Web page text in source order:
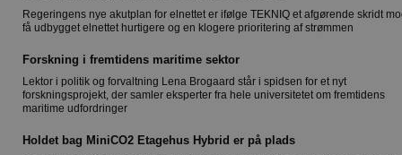
Regeringens nye akutplan for elnettet er ifølge TEKNIQ et afgørende skridt
få udbygget elnettet hurtigere og en klogere prioritering af strømmen
Forskning i fremtidens maritime sektor
Lektor i politik og forvaltning Lena Brogaard står i spidsen for et nyt
forskningsprojekt, der samler eksperter fra hele universitetet om fremtidens
maritime udfordringer
Holdet bag MiniCO2 Etagehus Hybrid er på plads